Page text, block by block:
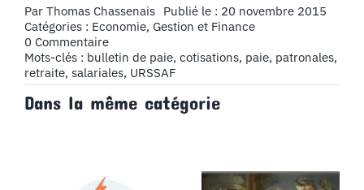
Par Thomas Chassenais Publié le : 20 novembre 2015
Catégories : Economie, Gestion et Finance
0 Commentaireon
Le
Bulletin
de
paie
Mots-clés : bulletin de paie, cotisations, paie, patronales,
retraite, salariales, URSSAF
Dans la même catégorie